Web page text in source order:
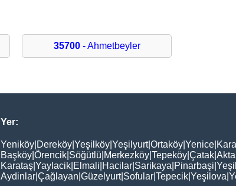
35700- Ahmetbeyler
Yer:
Yeniköy Dereköy Yeşilköy Yeşilyurt|Ortaköy Yenice
Başköy Örencik Söğütlü Merkezköy Tepeköy Çatak
Karataş Yaylacik Elmali Hacilar Sarikaya Pinarbaşi
Aydinlar Çağlayan Güzelyurt| Sofular Tepecik Yeşilova